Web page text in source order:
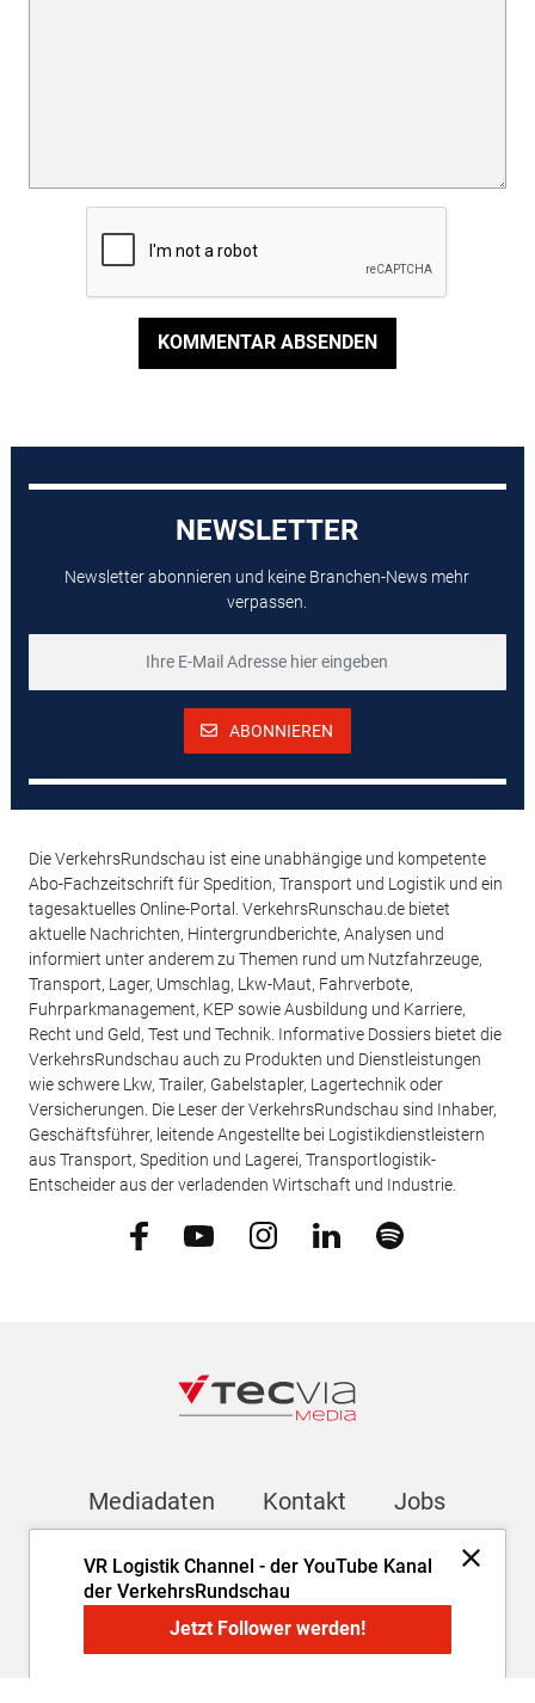
KOMMENTAR ABSENDEN
VR Logistik Channel - der YouTube Kanal
der VerkehrsRundschau
Jetzt Follower werden!
NEWSLETTER
Newsletter abonnieren und keine Branchen-News mehr
verpassen.
ABONNIEREN
Die VerkehrsRundschau ist eine unabhängige und kompetente
Abo-Fachzeitschrift für Spedition, Transport und Logistik und ein
tagesaktuelles Online-Portal. VerkehrsRunschau.de bietet
aktuelle Nachrichten, Hintergrundberichte, Analysen und
informiert unter anderem zu Themen rund um Nutzfahrzeuge,
Transport, Lager, Umschlag, Lkw-Maut, Fahrverbote,
Fuhrparkmanagement, KEP sowie Ausbildung und Karriere,
Recht und Geld, Test und Technik. Informative Dossiers bietet die
VerkehrsRundschau auch zu Produkten und Dienstleistungen
wie schwere Lkw, Trailer, Gabelstapler, Lagertechnik oder
Versicherungen. Die Leser der VerkehrsRundschau sind Inhaber,
Geschäftsführer, leitende Angestellte bei Logistikdienstleistern
aus Transport, Spedition und Lagerei, Transportlogistik-
Entscheider aus der verladenden Wirtschaft und Industrie.
Mediadaten Kontakt Jobs
Newsletter